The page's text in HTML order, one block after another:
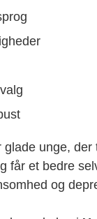
glade unge,
får et bedre
og